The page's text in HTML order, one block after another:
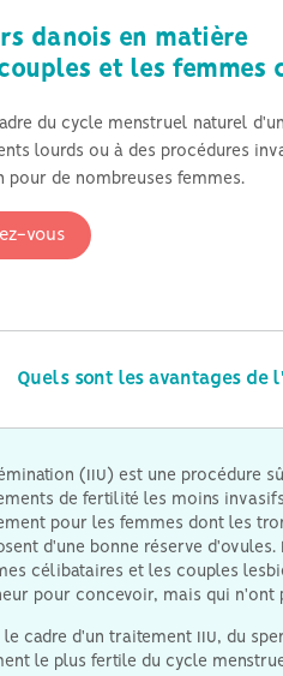
danois en matière
et les femmes
du cycle menstruel naturel
lourds ou à des procédures
de nombreuses femmes.
vous
Quels sont les avantages de
(IIU) est une procédure
de fertilité les moins
pour les femmes dont les
d'une bonne réserve
célibataires et les couples
pour concevoir, mais qui n'ont
le cadre d'un traitement IIU, du
le plus fertile du cycle